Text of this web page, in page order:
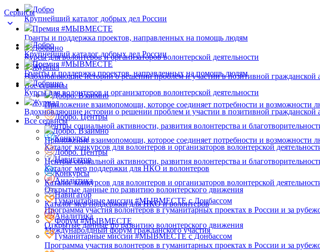
Добро
Крупнейший каталог добрых дел России
Премия #МЫВМЕСТЕ
Гранты и поддержка проектов, направленных на помощь людям
Добрино
Курсы для волонтеров и организаторов волонтерской деятельности
Журнал
Вдохновляющие истории о решении проблем и участии в позитивной гражданской
Все сервисы
Добро. Взаимно
Приложение взаимопомощи, которое соединяет потребности и возможности
Добро. Центры
Центры социальной активности, развития волонтерства и
Конкурсы
Каталог конкурсов для волонтеров и организаторов волонтерской
Навигатор
Каталог мер поддержки для НКО и волонтеров
Аналитика
Открытые данные по развитию волонтерского движения
Гуманитарные миссии #МЫВМЕСТЕ с Донбассом
Программа участия волонтеров в гуманитарных проектах в России и за
Форум #МЫВМЕСТЕ
Междунаролдный форум гражданского участия
Сервисы
Добро
Крупнейший каталог добрых дел России
Премия #МЫВМЕСТЕ
Гранты и поддержка проектов, направленных на помощь людям
Добрино
Курсы для волонтеров и организаторов волонтерской деятельности
Журнал
Вдохновляющие истории о решении проблем и участии в позитивной гражданской
Все сервисы
Добро. Взаимно
Приложение взаимопомощи, которое соединяет потребности и возможности
Добро. Центры
Центры социальной активности, развития волонтерства и
Конкурсы
Каталог конкурсов для волонтеров и организаторов волонтерской
Навигатор
Каталог мер поддержки для НКО и волонтеров
Аналитика
Открытые данные по развитию волонтерского движения
Гуманитарные миссии #МЫВМЕСТЕ с Донбассом
Программа участия волонтеров в гуманитарных проектах в России и за